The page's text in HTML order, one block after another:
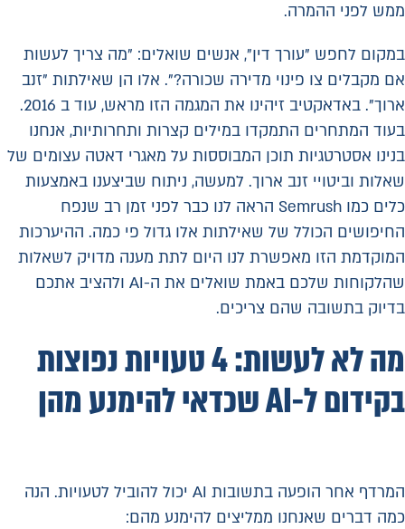
ממש לפני ההמרה.
במקום לחפש "עורך דין", אנשים שואלים: "מה צריך לעשות
אם מקבלים צו פינוי מדירה שכורה?". אלו הן שאילתות "זנב
ארוך". באדאקטיב זיהינו את המגמה הזו מראש, עוד ב 2016.
בעוד המתחרים התמקדו במילים קצרות ותחרותיות, אנחנו
בנינו אסטרטגיות תוכן המבוססות על מאגרי דאטה עצומים של
שאלות וביטויי זנב ארוך. למעשה, ניתוח שביצענו באמצעות
כלים כמו Semrush הראה לנו כבר לפני זמן רב שנפח
החיפושים הכולל של שאילתות אלו גדול פי כמה. ההיערכות
המוקדמת הזו מאפשרת לנו היום לתת מענה מדויק לשאלות
שהלקוחות שלכם באמת שואלים את ה-AI ולהציב אתכם
בדיוק בתשובה שהם צריכים.
מה לא לעשות: 4 טעויות נפוצות
בקידום ל-AI שכדאי להימנע מהן
המרדף אחר הופעה בתשובות AI יכול להוביל לטעויות. הנה
כמה דברים שאנחנו ממליצים להימנע מהם: